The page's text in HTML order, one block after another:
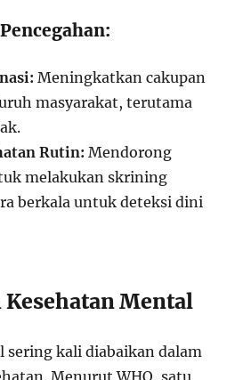
Meningkatkan cakupan
masyarakat, terutama
Rutin: Mendorong
melakukan skrining
berkala untuk deteksi dini
Kesehatan Mental
sering kali diabaikan dalam
Menurut WHO, satu